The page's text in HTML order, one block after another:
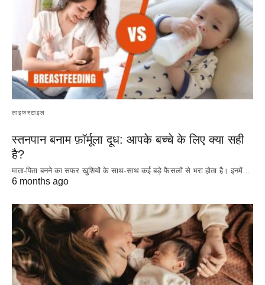
लाइफस्टाइल
स्तनपान बनाम फ़ॉर्मूला दूध: आपके बच्चे के लिए क्या सही
है?
माता-पिता बनने का सफर खुशियों के साथ-साथ कई बड़े फैसलों से भरा होता है। इनमें…
6 months ago